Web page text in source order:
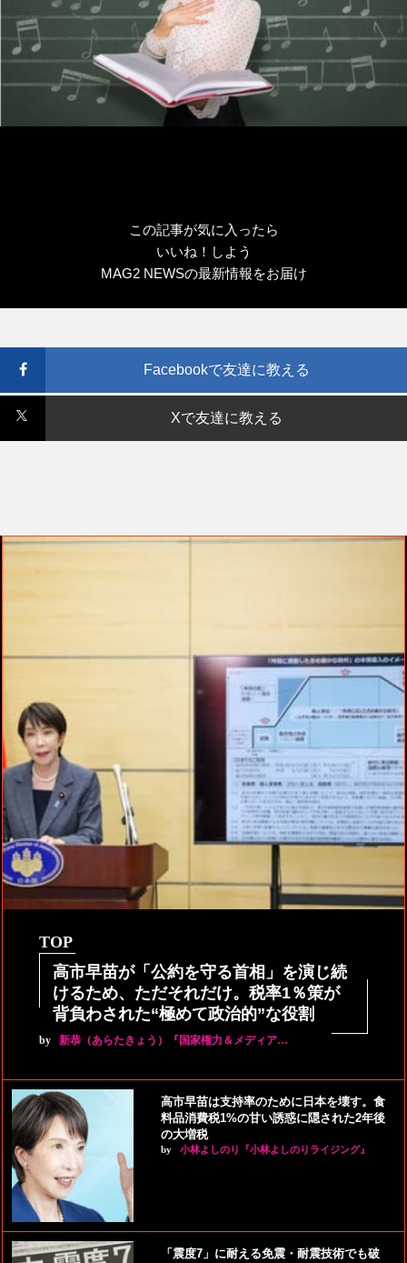
この記事が気に入ったら
いいね！しよう
MAG2 NEWSの最新情報をお届け
Facebookで友達に教える
Xで友達に教える
TOP
高市早苗が「公約を守る首相」を演じ続
けるため、ただそれだけ。税率1％策が
背負わされた“極めて政治的”な役割
by 新恭（あらたきょう）『国家権力＆メディア…
高市早苗は支持率のために日本を壊す。食
料品消費税1%の甘い誘惑に隠された2年後
の大増税
by 小林よしのり『小林よしのりライジング』
「震度7」に耐える免震・耐震技術でも破